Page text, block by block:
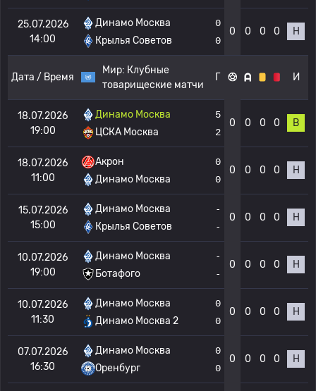
25.07.2026
14:00
Динамо Москва
Крылья Советов
0
0
0 0 0 0 Н
Дата / Время
Мир: Клубные
товарищеские матчи
Г И
18.07.2026
19:00
Динамо Москва
ЦСКА Москва
5
2
0 0 0 0 В
18.07.2026
11:00
Акрон
Динамо Москва
0
0
0 0 0 0 Н
15.07.2026
15:00
Динамо Москва
Крылья Советов
-
-
0 0 0 0 Н
10.07.2026
19:00
Динамо Москва
Ботафого
-
-
0 0 0 0 Н
10.07.2026
11:30
Динамо Москва
Динамо Москва 2
0
0
0 0 0 0 Н
07.07.2026
16:30
Динамо Москва
Оренбург
0
0
0 0 0 0 Н